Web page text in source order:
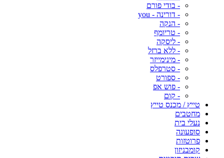
- בודי פורם
- דורינה - you
- הנקה
- טריומף
- ליסקה
- ללא ברזל
- מינימייזר
- סטרפלס
- ספורט
- פוש אפ
- קום
טייץ / מכנס טייץ
מחטבים
נעלי בית
סופעונה
פרוטזות
קומבניזון